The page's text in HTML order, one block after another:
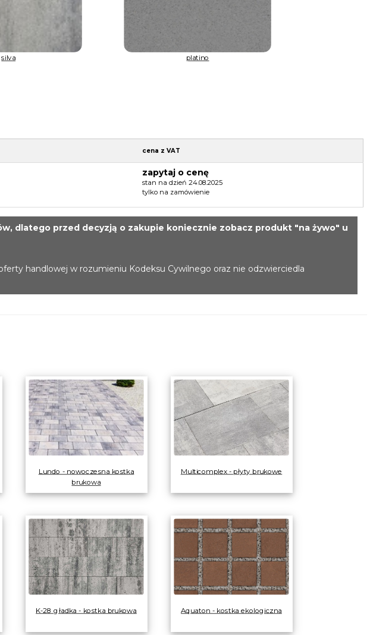
silva platino
cena z VAT
zapytaj o cenę
stan na dzień 24.08.2025
tylko na zamówienie
dlatego przed decyzją o zakupie koniecznie zobacz produkt "na żywo" u
handlowej w rozumieniu Kodeksu Cywilnego oraz nie odzwierciedla
Lundo - nowoczesna kostka
brukowa
Multicomplex - płyty brukowe
K-28 gładka - kostka brukowa Aquaton - kostka ekologiczna